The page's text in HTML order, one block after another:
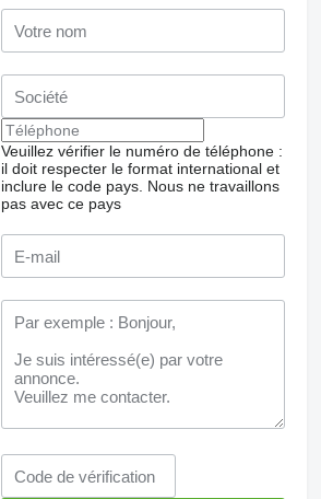
Veuillez vérifier le numéro de téléphone :
il doit respecter le format international et
inclure le code pays. Nous ne travaillons
pas avec ce pays